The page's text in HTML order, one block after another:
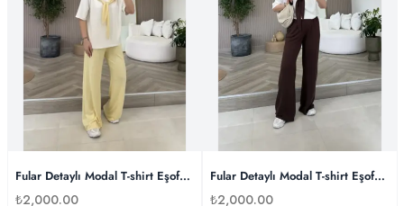
Fular Detaylı Modal T-shirt Eşofman Takım – Sarı
₺2,000.00
Fular Detaylı Modal T-shirt
₺2,000.00